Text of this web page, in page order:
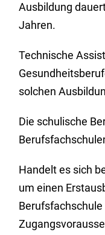
Ausbildung
Jahren.
Technische
solchen
Die schulische
Handelt es sich
um einen